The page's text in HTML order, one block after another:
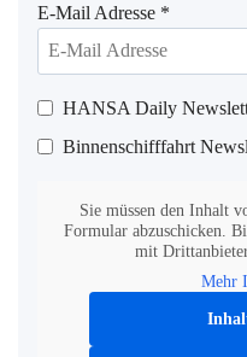
E-Mail Adresse *
HANSA Daily
Binnenschifffahrt
Sie müssen den Inhalt
Formular abzuschicken.
mit
Mehr